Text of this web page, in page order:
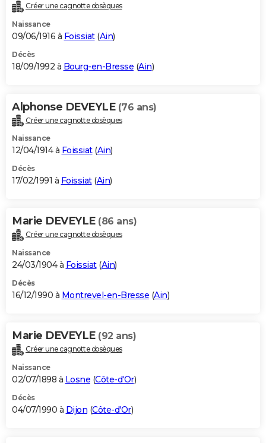
Créer une cagnotte obsèques
Naissance
09/06/1916 à Foissiat(Ain)
Décès
18/09/1992 à Bourg-en-Bresse (Ain)
Alphonse DEVEYLE (76 ans)
Créer une cagnotte obsèques
Naissance
12/04/1914 à Foissiat(Ain)
Décès
17/02/1991 à Foissiat(Ain)
Marie DEVEYLE (86 ans)
Créer une cagnotte obsèques
Naissance
24/03/1904 à Foissiat(Ain)
Décès
16/12/1990 à Montrevel-en-Bresse (Ain)
Marie DEVEYLE (92 ans)
Créer une cagnotte obsèques
Naissance
02/07/1898 à Losne (Côte-d'Or)
Décès
04/07/1990 à Dijon (Côte-d'Or)